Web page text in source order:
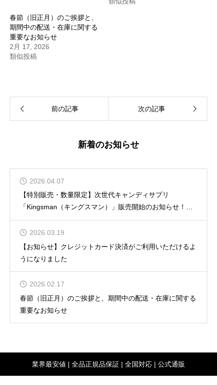
春節（旧正月）のご挨拶と、
期間中の配送・在庫に関する
重要なお知らせ
2月 17, 2026
類似投稿
前の記事 次の記事
新着のお知らせ
2026.04.07
【特別販売・数量限定】次世代キャンディサプリ
「Kingsman（キングスマン）」販売開始のお知らせ！
2026年度のスタートダッシュに！
2026.03.19
【お知らせ】クレジットカード決済がご利用いただけるよ
うになりました
2026.02.17
春節（旧正月）のご挨拶と、期間中の配送・在庫に関する
重要なお知らせ
業界最安値 | 全品正規品保証 | 全国対応 | 公式通販